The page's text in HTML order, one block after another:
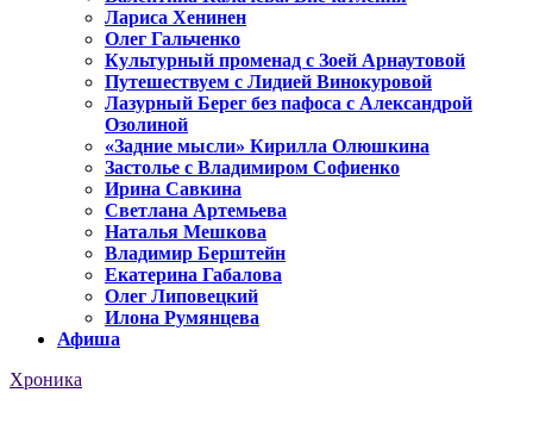
Лариса Хенинен
Олег Гальченко
Культурный променад с Зоей Арнаутовой
Путешествуем с Лидией Винокуровой
Лазурный Берег без пафоса с Александрой
Озолиной
«Задние мысли» Кирилла Олюшкина
Застолье с Владимиром Софиенко
Ирина Савкина
Светлана Артемьева
Наталья Мешкова
Владимир Берштейн
Екатерина Габалова
Олег Липовецкий
Илона Румянцева
Афиша
Хроника